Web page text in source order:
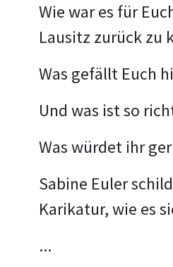
Wie war es für
Lausitz zurück zu
Was gefällt Euch
Und was ist so
Was würdet ihr
Sabine Euler
Karikatur, wie es
...